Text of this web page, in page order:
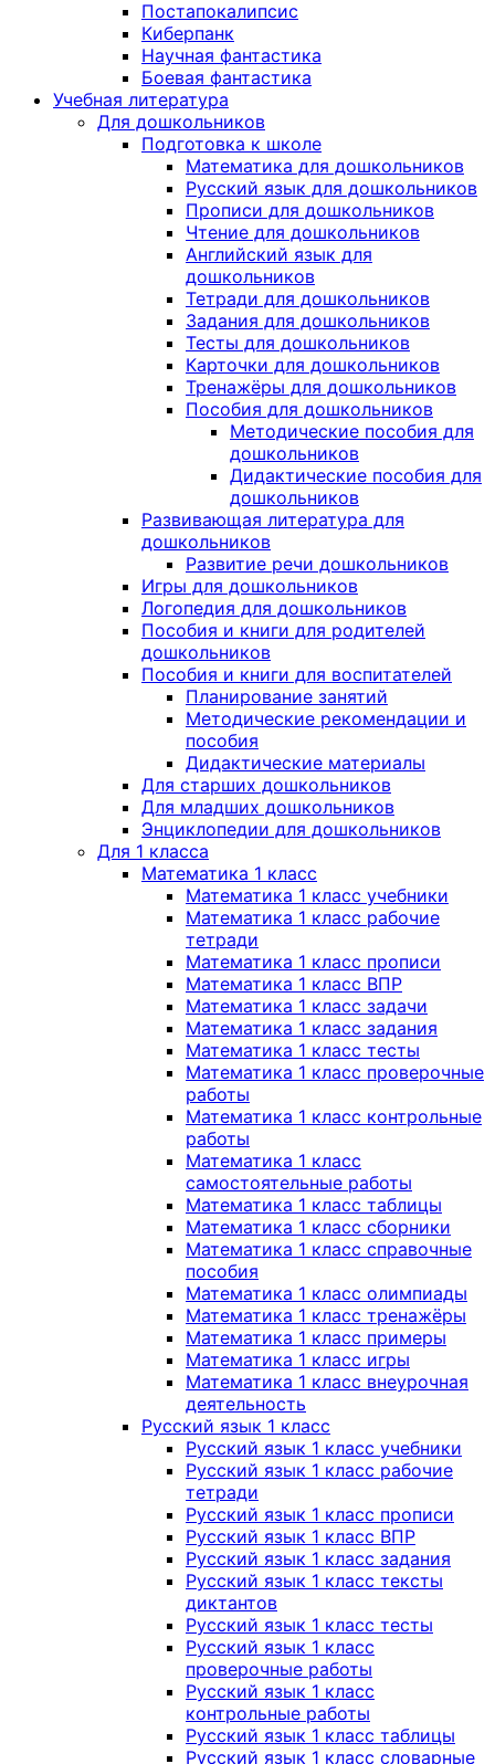
Постапокалипсис
Киберпанк
Научная фантастика
Боевая фантастика
Учебная литература
Для дошкольников
Подготовка к школе
Математика для дошкольников
Русский язык для дошкольников
Прописи для дошкольников
Чтение для дошкольников
Английский язык для
дошкольников
Тетради для дошкольников
Задания для дошкольников
Тесты для дошкольников
Карточки для дошкольников
Тренажёры для дошкольников
Пособия для дошкольников
Методические пособия для
дошкольников
Дидактические пособия для
дошкольников
Развивающая литература для
дошкольников
Развитие речи дошкольников
Игры для дошкольников
Логопедия для дошкольников
Пособия и книги для родителей
дошкольников
Пособия и книги для воспитателей
Планирование занятий
Методические рекомендации и
пособия
Дидактические материалы
Для старших дошкольников
Для младших дошкольников
Энциклопедии для дошкольников
Для 1 класса
Математика 1 класс
Математика 1 класс учебники
Математика 1 класс рабочие
тетради
Математика 1 класс прописи
Математика 1 класс ВПР
Математика 1 класс задачи
Математика 1 класс задания
Математика 1 класс тесты
Математика 1 класс проверочные
работы
Математика 1 класс контрольные
работы
Математика 1 класс
самостоятельные работы
Математика 1 класс таблицы
Математика 1 класс сборники
Математика 1 класс справочные
пособия
Математика 1 класс олимпиады
Математика 1 класс тренажёры
Математика 1 класс примеры
Математика 1 класс игры
Математика 1 класс внеурочная
деятельность
Русский язык 1 класс
Русский язык 1 класс учебники
Русский язык 1 класс рабочие
тетради
Русский язык 1 класс прописи
Русский язык 1 класс ВПР
Русский язык 1 класс задания
Русский язык 1 класс тексты
диктантов
Русский язык 1 класс тесты
Русский язык 1 класс
проверочные работы
Русский язык 1 класс
контрольные работы
Русский язык 1 класс таблицы
Русский язык 1 класс словарные